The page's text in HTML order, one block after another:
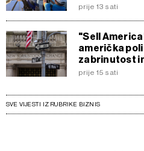
prije 13 sati
"Sell
američka
zabrinutost
prije 15 sati
SVE VIJESTI IZ RUBRIKE BIZNIS